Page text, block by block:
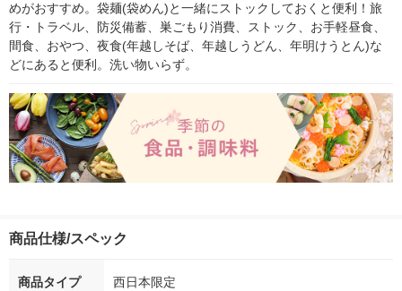
めがおすすめ。袋麺(袋めん)と一緒にストックしておくと便利！旅
行・トラベル、防災備蓄、巣ごもり消費、ストック、お手軽昼食、
間食、おやつ、夜食(年越しそば、年越しうどん、年明けうとん)な
どにあると便利。洗い物いらず。
商品仕様/スペック
商品タイプ 西日本限定